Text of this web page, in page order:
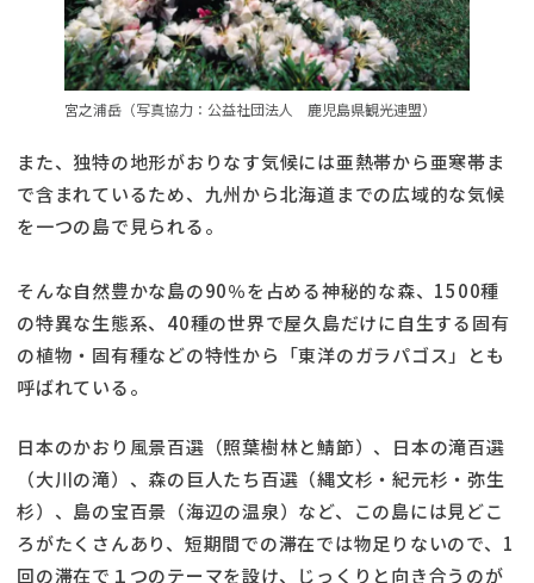
宮之浦岳（写真協力：公益社団法人 鹿児島県観光連盟）
また、独特の地形がおりなす気候には亜熱帯から亜寒帯ま
で含まれているため、九州から北海道までの広域的な気候
を一つの島で見られる。
そんな自然豊かな島の90％を占める神秘的な森、1500種
の特異な生態系、40種の世界で屋久島だけに自生する固有
の植物・固有種などの特性から「東洋のガラパゴス」とも
呼ばれている。
日本のかおり風景百選（照葉樹林と鯖節）、日本の滝百選
（大川の滝）、森の巨人たち百選（縄文杉・紀元杉・弥生
杉）、島の宝百景（海辺の温泉）など、この島には見どこ
ろがたくさんあり、短期間での滞在では物足りないので、1
回の滞在で１つのテーマを設け、じっくりと向き合うのが